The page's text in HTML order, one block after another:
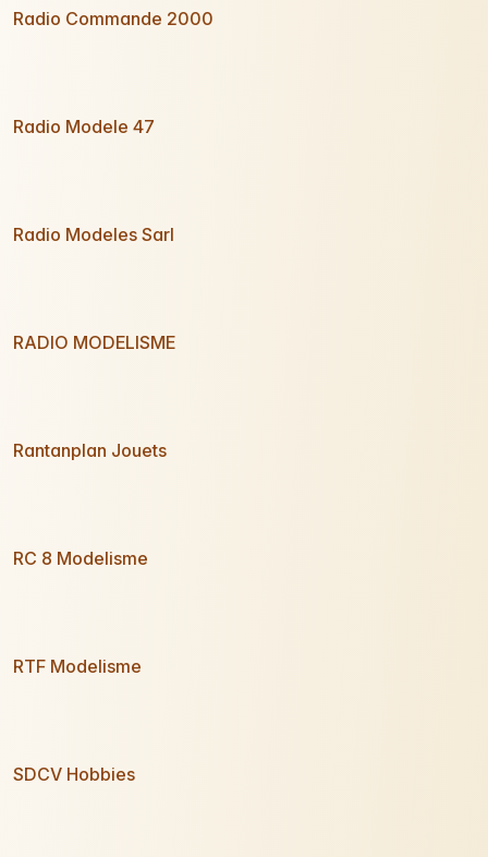
Radio Commande 2000
Radio Modele 47
Radio Modeles Sarl
RADIO MODELISME
Rantanplan Jouets
RC 8 Modelisme
RTF Modelisme
SDCV Hobbies